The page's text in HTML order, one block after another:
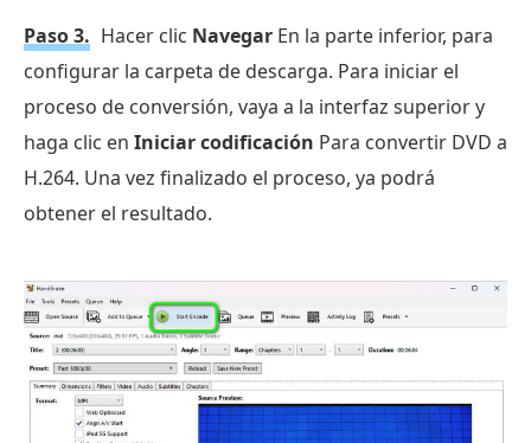
Paso 3. Hacer clic Navegar En la parte inferior, para
configurar la carpeta de descarga. Para iniciar el
proceso de conversión, vaya a la interfaz superior y
haga clic en Iniciar codificación Para convertir DVD a
H.264. Una vez finalizado el proceso, ya podrá
obtener el resultado.